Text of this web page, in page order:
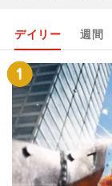
デイリー 週間